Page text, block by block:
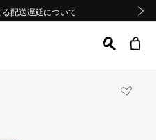
る配送遅延について
配送遅延について
る配送遅延について